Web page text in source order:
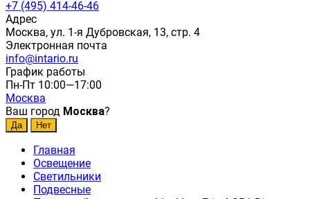
+7 (495) 414-46-46
Адрес
Москва, ул. 1-я Дубровская, 13, стр. 4
Электронная почта
info@intario.ru
График работы
Пн-Пт 10:00—17:00
Москва
Ваш город Москва?
Главная
Освещение
Светильники
Подвесные